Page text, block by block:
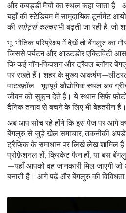
और कबड्डी मैचों का स्थल कहा जाता
यहाँ की स्टेडियम में सामुदायिक टूर्नामेंट
की स्पोर्ट्स कल्चरभी बढ़ती जा रही है, जो
भू-भौतिक परिप्रेक्ष्य में देखें तो बेंगलुरु का
जिससे पर्यटन और आउटडोर एक्टिविटी
कि कई नॉन‑फिक्शन और ट्रैवल ब्लॉगर
पर रखते हैं। शहर के मुख्य आकर्षण—लीटरल
वाटरफ़ॉल—भूतपूर्व औद्योगिक स्थल अब
जीवन को सुकून देते हैं। ये स्थान सिर्फ
दैनिक तनाव से बचने के लिए भी बेहतरीन हैं।
अब आप सोच रहे होंगे कि इस पेज पर आगे
बेंगलुरु से जुड़े खेल समाचार, तकनीकी
ट्रैफ़िक के समाधान पर लिखे लेख शामिल
प्रोफ़ेशनल हों, क्रिकेट फैन हों, या बस
—यहाँ आपको वह जानकारी मिल जाएगी
बनाती है। आगे पढ़ें और बेंगलुरु की विविधता